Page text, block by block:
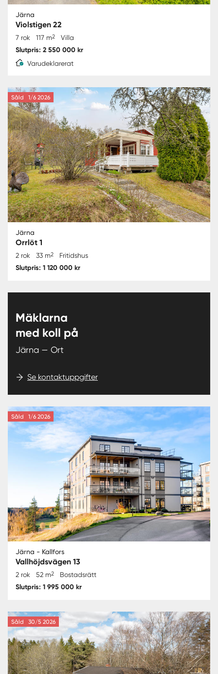
Järna
Violstigen 22
7 rok 117 m2 Villa
Slutpris: 2 550 000 kr
Varudeklarerat
Såld 1/6 2026
Järna
Orrlöt 1
2 rok 33 m2 Fritidshus
Slutpris: 1 120 000 kr
Mäklarna
med koll på
Järna — Ort
Se kontaktuppgifter
Såld 1/6 2026
Järna - Kallfors
Vallhöjdsvägen 13
2 rok 52 m2 Bostadsrätt
Slutpris: 1 995 000 kr
Såld 30/5 2026